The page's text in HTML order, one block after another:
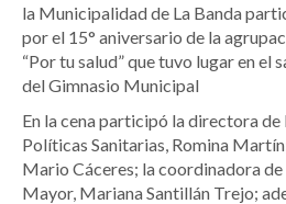
la Municipalidad de La Banda
por el 15° aniversario de la
“Por tu salud” que tuvo lugar en el
del Gimnasio Municipal
En la cena participó la directora
Políticas Sanitarias, Romina
Mario Cáceres; la coordinadora
Mayor, Mariana Santillán Trejo;